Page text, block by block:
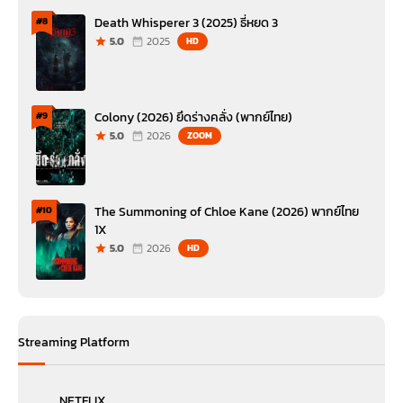
#8 Death Whisperer 3 (2025) ธี่หยด 3
5.0 2025 HD
#9 Colony (2026) ยึดร่างคลั่ง (พากย์ไทย)
5.0 2026 ZOOM
#10
The Summoning of Chloe Kane (2026) พากย์ไทย
1X
5.0 2026 HD
Streaming Platform